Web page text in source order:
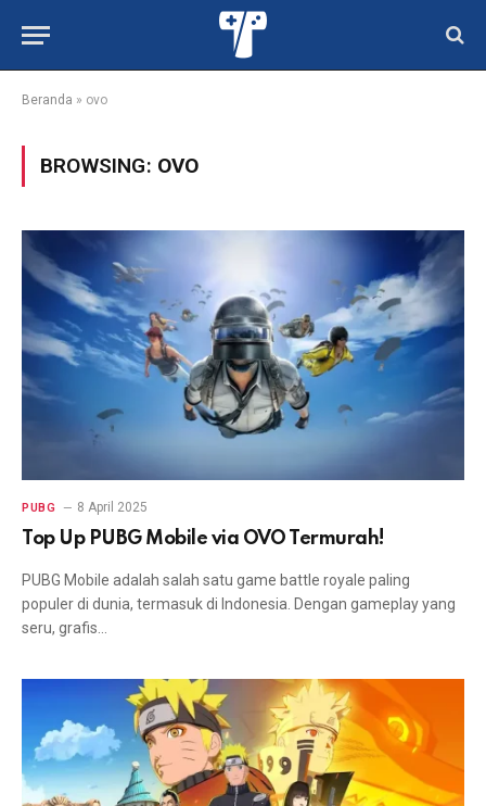
Beranda » ovo
BROWSING: OVO
PUBG 8 April 2025
Top Up PUBG Mobile via OVO Termurah!
PUBG Mobile adalah salah satu game battle royale paling
populer di dunia, termasuk di Indonesia. Dengan gameplay yang
seru, grafis…